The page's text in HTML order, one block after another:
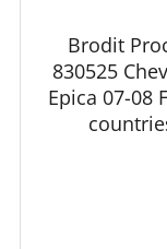
Brodit
830525
Epica 07-08